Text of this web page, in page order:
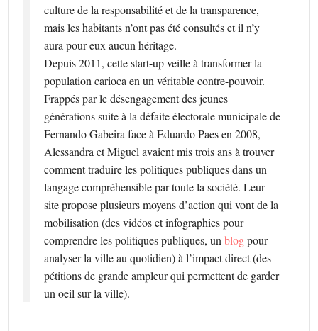
culture de la responsabilité et de la transparence,
mais les habitants n’ont pas été consultés et il n’y
aura pour eux aucun héritage.
Depuis 2011, cette start-up veille à transformer la
population carioca en un véritable contre-pouvoir.
Frappés par le désengagement des jeunes
générations suite à la défaite électorale municipale de
Fernando Gabeira face à Eduardo Paes en 2008,
Alessandra et Miguel avaient mis trois ans à trouver
comment traduire les politiques publiques dans un
langage compréhensible par toute la société. Leur
site propose plusieurs moyens d’action qui vont de la
mobilisation (des vidéos et infographies pour
comprendre les politiques publiques, unblogpour
analyser la ville au quotidien) à l’impact direct (des
pétitions de grande ampleur qui permettent de garder
un oeil sur la ville).